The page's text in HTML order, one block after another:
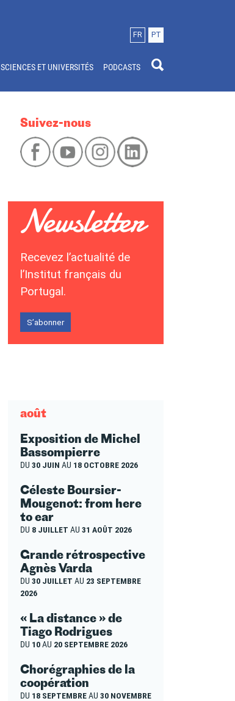
FR PT
SCIENCES ET UNIVERSITÉS PODCASTS
Suivez-nous
Recevez l’actualité de
l’Institut français du
Portugal.
S’abonner
août
Exposition de Michel
Bassompierre
DU 30 JUIN AU 18 OCTOBRE 2026
Céleste Boursier-
Mougenot: from here
to ear
DU 8 JUILLET AU 31 AOÛT 2026
Grande rétrospective
Agnès Varda
DU 30 JUILLET AU 23 SEPTEMBRE
2026
« La distance » de
Tiago Rodrigues
DU 10AU 20 SEPTEMBRE 2026
Chorégraphies de la
coopération
DU 18 SEPTEMBREAU 30 NOVEMBRE